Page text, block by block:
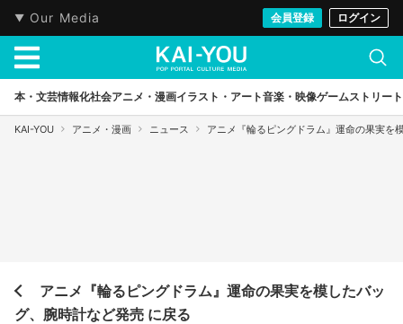
Our Media 会員登録 ログイン
本・文芸情報化社会アニメ・漫画イラスト・アート音楽・映像ゲームストリート
KAI-YOU アニメ・漫画 ニュース アニメ『輪るピングドラム』運命の果実を
アニメ『輪るピングドラム』運命の果実を模したバッ
グ、腕時計など発売 に戻る